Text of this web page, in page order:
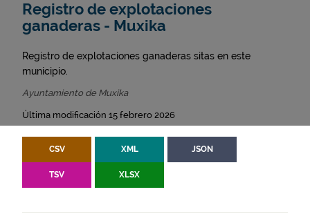
Registro de explotaciones
ganaderas - Muxika
Registro de explotaciones ganaderas sitas en este
municipio.
Ayuntamiento de Muxika
Última modificación 15 febrero 2026
CSV XML JSON
TSV XLSX